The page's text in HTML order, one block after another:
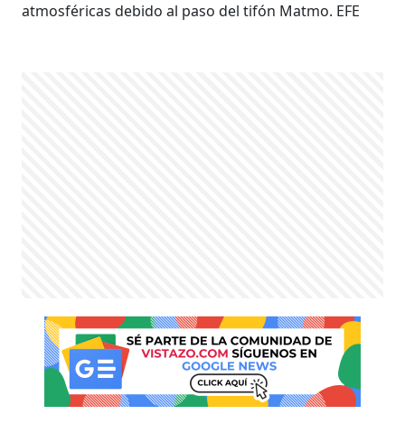
atmosféricas debido al paso del tifón Matmo. EFE